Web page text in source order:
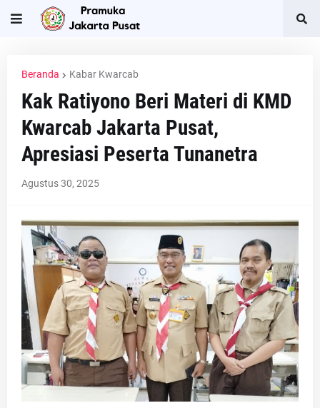
Beranda Kabar Kwarcab
Kak Ratiyono Beri Materi di KMD
Kwarcab Jakarta Pusat,
Apresiasi Peserta Tunanetra
Agustus 30, 2025